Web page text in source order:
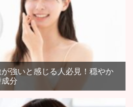
強いと感じる人必見！穏やか
分